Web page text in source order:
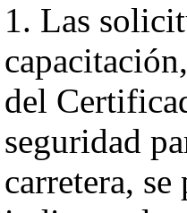
1. Las
del
seguridad
carretera,